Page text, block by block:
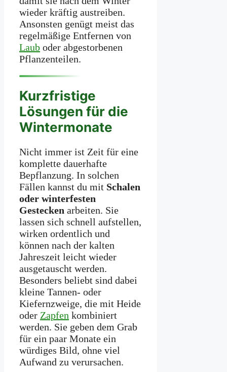
wieder kräftig austreiben.
Ansonsten genügt meist das
regelmäßige Entfernen von
Laub oder abgestorbenen
Pflanzenteilen.
Kurzfristige
Lösungen für die
Wintermonate
Nicht immer ist Zeit für eine
komplette dauerhafte
Bepflanzung. In solchen
Fällen kannst du mit Schalen
oder winterfesten
Gestecken arbeiten. Sie
lassen sich schnell aufstellen,
wirken ordentlich und
können nach der kalten
Jahreszeit leicht wieder
ausgetauscht werden.
Besonders beliebt sind dabei
kleine Tannen- oder
Kiefernzweige, die mit Heide
oder Zapfen kombiniert
werden. Sie geben dem Grab
für ein paar Monate ein
würdiges Bild, ohne viel
Aufwand zu verursachen.